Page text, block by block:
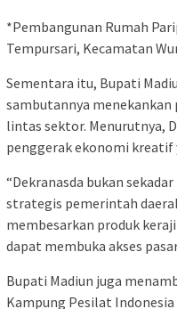
*Pembangunan Rumah
Tempursari, Kecamatan
Sementara itu, Bupati
sambutannya
lintas sektor. Menurutnya,
penggerak ekonomi kreatif
“Dekranasda bukan
strategis pemerintah
membesarkan produk
dapat membuka akses
Bupati Madiun juga
Kampung Pesilat